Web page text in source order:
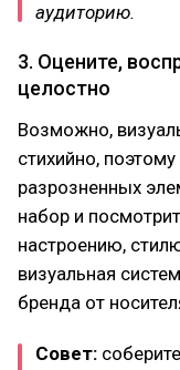
аудиторию.
3. Оцените,
целостно
Возможно,
стихийно,
разрозненных
набор и
настроению,
визуальная
бренда от
Совет: